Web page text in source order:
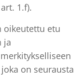
1.f).
oikeutettu etu
ja
on seurausta